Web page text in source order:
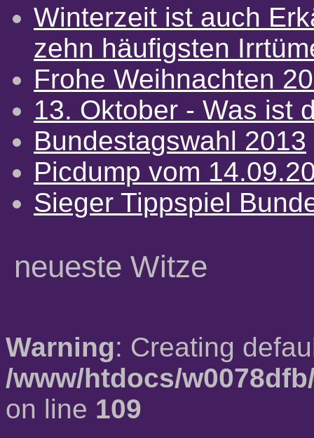
Winterzeit ist auch
zehn häufigsten
Frohe Weihnachten
13. Oktober - Was ist
Bundestagswahl 2013
Picdump vom
Sieger Tippspiel
neueste Witze
Warning: Creating
/www/htdocs/
on line 109